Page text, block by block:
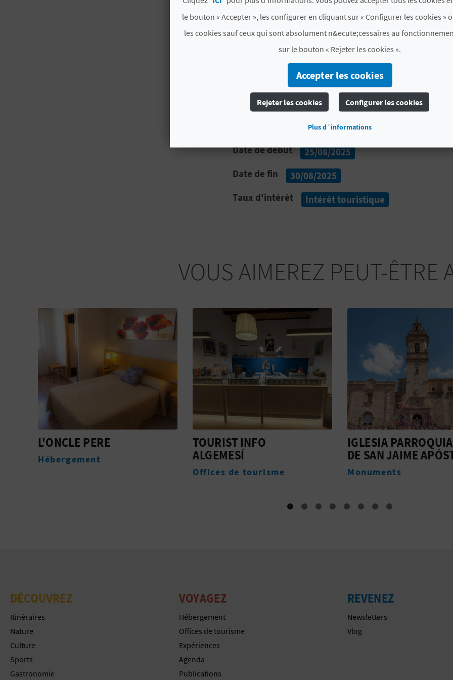
parcourt la rue dans les deux sens
Visiter Guadassuar vaut particulièrement le coup lors
rejoindre la danse !
*Nous vous conseillons de consulter par avance les
PLUS D'INFORMATIONS
Date de début
25/08/2025
Date de fin
30/08/2025
Taux d'intérêt
Intérêt touristique
VOUS AIMEREZ PEUT-ÊTRE
TOURIST INFO
ALGEMESÍ
IGLESIA PARROQUIAL
DE SAN JAIME APÓSTOL
Monuments
FIESTAS DE LA MARE
DÉU DE LA SALUT
Festivités
DÉCOUVREZ
Itinéraires
Nature
Culture
Sports
Gastronomie
VOYAGEZ
Hébergement
Offices de tourisme
Expériences
Agenda
Publications
REVENEZ
Newsletters
Vlog
le bouton « Accepter », les configurer en cliquant sur « Configurer les cookies »
les cookies sauf ceux qui sont absolument n&ecute;cessaires au
sur le bouton « Rejeter les cookies ».
Accepter les cookies
Rejeter les cookies Configurer les cookies
Plus d´informations